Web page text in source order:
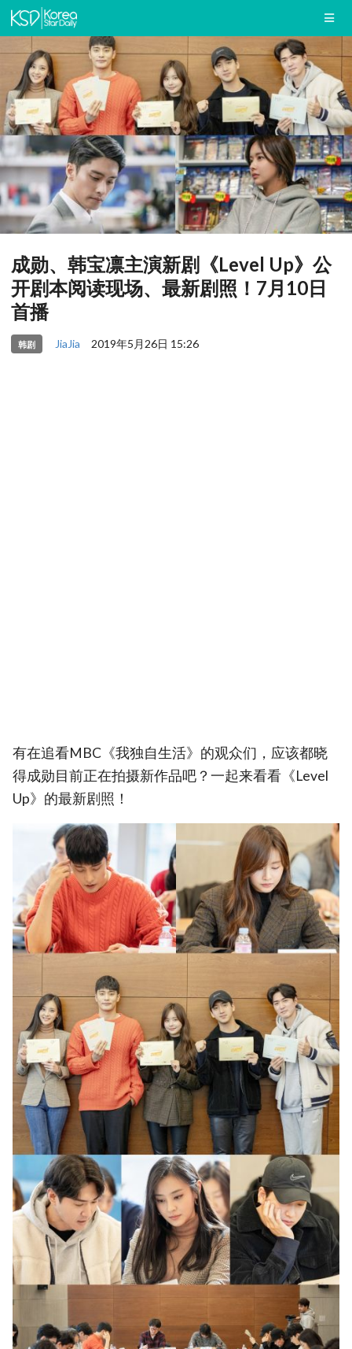
成勋、韩宝凛主演新剧《Level Up》公
开剧本阅读现场、最新剧照！7月10日
首播
韩剧 JiaJia 2019年5月26日 15:26
有在追看MBC《我独自生活》的观众们，应该都晓
得成勋目前正在拍摄新作品吧？一起来看看《Level
Up》的最新剧照！